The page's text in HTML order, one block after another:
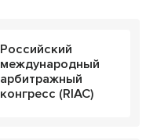
Российский
международный
арбитражный
конгресс (RIAC)